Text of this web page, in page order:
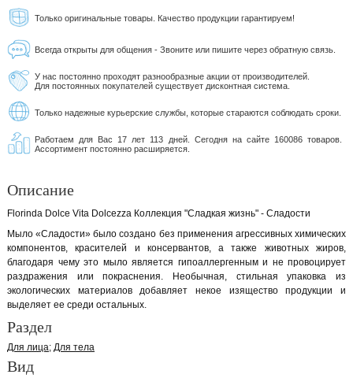
Только оригинальные товары. Качество продукции гарантируем!
Всегда открыты для общения - Звоните или пишите через обратную связь.
У нас постоянно проходят разнообразные акции от производителей.
Для постоянных покупателей существует дисконтная система.
Только надежные курьерские службы, которые стараются соблюдать сроки.
Работаем для Вас 17 лет 113 дней. Сегодня на сайте 160086 товаров.
Ассортимент постоянно расширяется.
Описание
Florinda Dolce Vita Dolcezza Коллекция "Сладкая жизнь" - Сладости
Мыло «Сладости» было создано без применения агрессивных химических
компонентов, красителей и консервантов, а также животных жиров,
благодаря чему это мыло является гипоаллергенным и не провоцирует
раздражения или покраснения. Необычная, стильная упаковка из
экологических материалов добавляет некое изящество продукции и
выделяет ее среди остальных.
Раздел
Для лица Для тела
Вид